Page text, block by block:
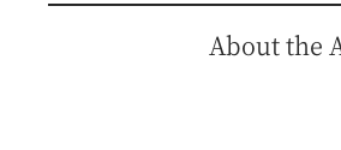
About the